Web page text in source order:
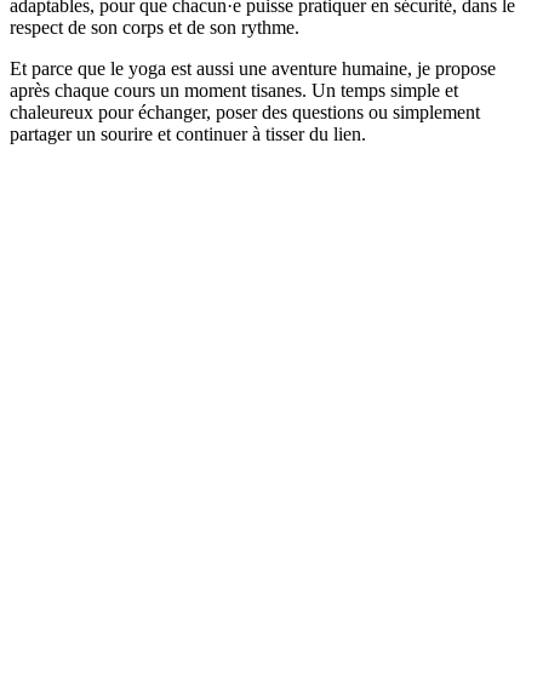
adaptables, pour que chacun·e puisse pratiquer en sécurité, dans le
respect de son corps et de son rythme.
Et parce que le yoga est aussi une aventure humaine, je propose
après chaque cours un moment tisanes. Un temps simple et
chaleureux pour échanger, poser des questions ou simplement
partager un sourire et continuer à tisser du lien.